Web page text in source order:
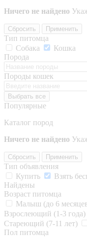
Ничего не найдено
Сбросить Применить
Тип питомца
Собака
Кошка
Порода
Породы кошек
Выбрать все
Популярные
Каталог пород
Ничего не найдено
Сбросить Применить
Тип объявления
Купить
Взять
Найдены
Возраст питомца
Малыш (до 6
Взрослеющий (1-3 года)
Стареющий (7-11 лет)
Пол питомца